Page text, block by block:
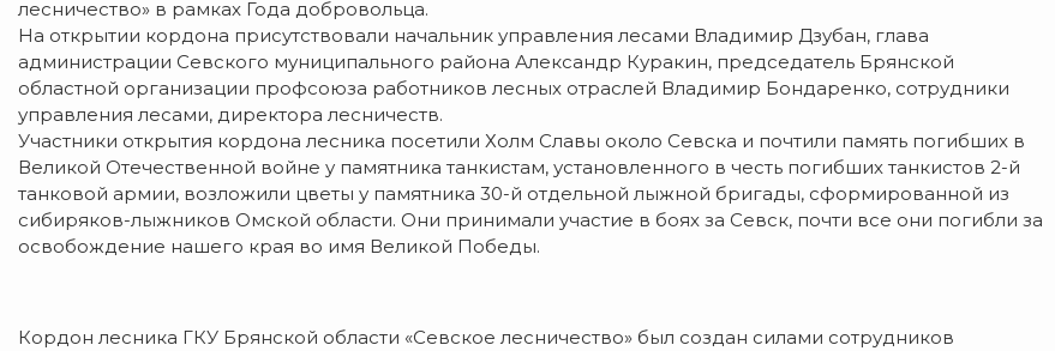
лесничество» в рамках Года добровольца.
На открытии кордона присутствовали начальник управления лесами Владимир Дзубан, глава
администрации Севского муниципального района Александр Куракин, председатель Брянской
областной организации профсоюза работников лесных отраслей Владимир Бондаренко, сотрудники
управления лесами, директора лесничеств.
Участники открытия кордона лесника посетили Холм Славы около Севска и почтили память погибших в
Великой Отечественной войне у памятника танкистам, установленного в честь погибших танкистов 2-й
танковой армии, возложили цветы у памятника 30-й отдельной лыжной бригады, сформированной из
сибиряков-лыжников Омской области. Они принимали участие в боях за Севск, почти все они погибли за
освобождение нашего края во имя Великой Победы.
Кордон лесника ГКУ Брянской области «Севское лесничество» был создан силами сотрудников